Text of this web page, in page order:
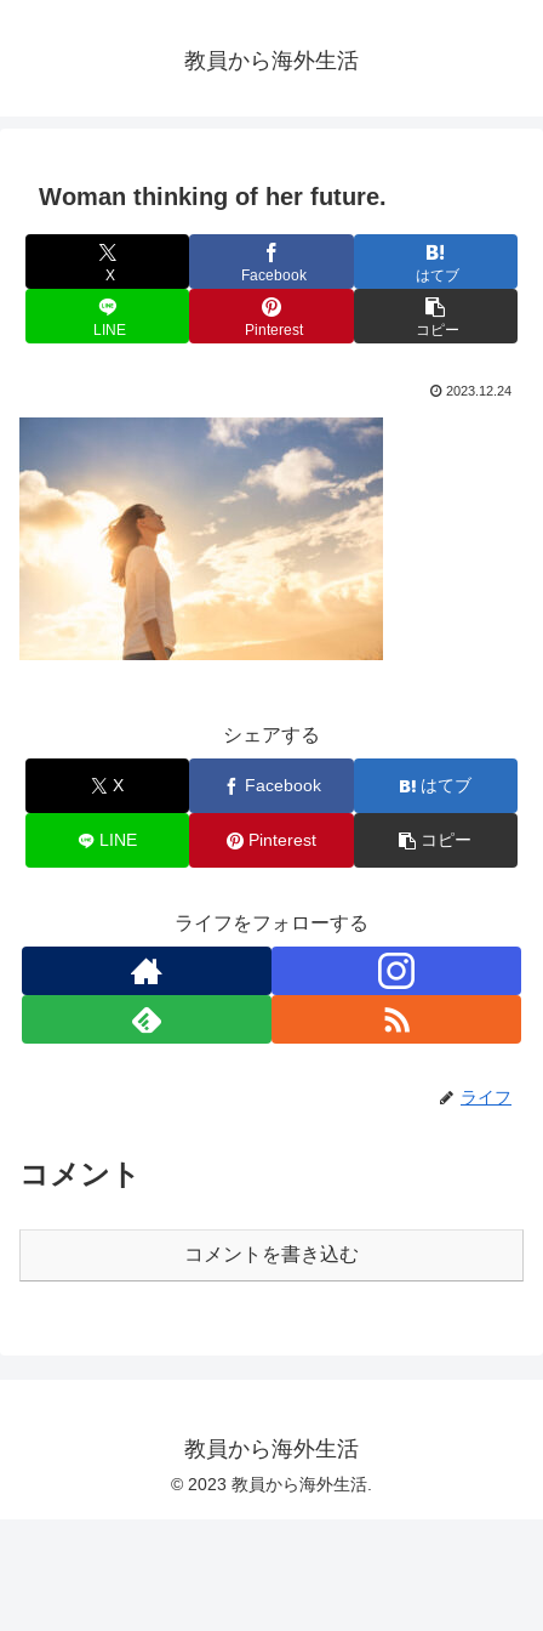
教員から海外生活
Woman thinking of her future.
X Facebook はてブ
LINE Pinterest コピー
2023.12.24
シェアする
X Facebook はてブ
LINE Pinterest コピー
ライフをフォローする
ライフ
コメント
コメントを書き込む
教員から海外生活
© 2023 教員から海外生活.